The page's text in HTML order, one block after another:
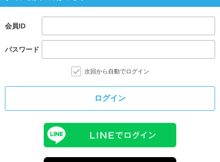
会員ID
パスワード
次回から自動でログイン
ログイン